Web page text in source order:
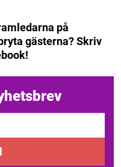
på
gästerna? Skriv